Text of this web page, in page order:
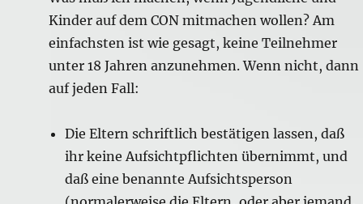
Kinder auf dem CON mitmachen wollen? Am
einfachsten ist wie gesagt, keine Teilnehmer
unter 18 Jahren anzunehmen. Wenn nicht, dann
auf jeden Fall:
Die Eltern schriftlich bestätigen lassen, daß
ihr keine Aufsichtpflichten übernimmt, und
daß eine benannte Aufsichtsperson